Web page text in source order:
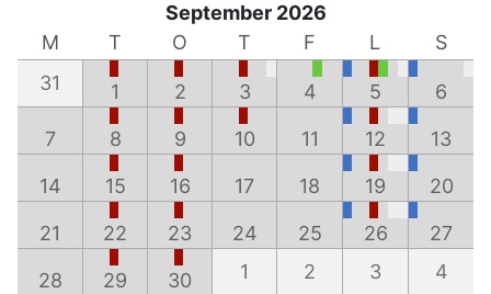
September 2026
M
T O T F L
S
31
1 2 3 4 5 6
7 8 9 10 11 12 13
14 15 16 17 18 19 20
21 22 23 24 25 26 27
28 29 30 1 2 3
4